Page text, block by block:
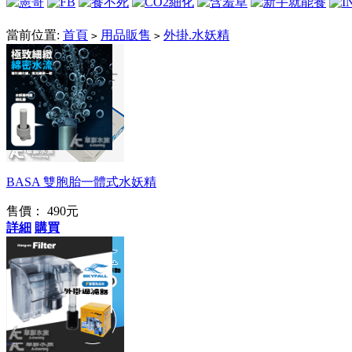
當前位置: 首頁 > 用品販售 > 外掛.水妖精
韓國品牌
BASA 雙胞胎一體式水妖精
售價： 490元
詳細 購買
止逆功能停電免加水